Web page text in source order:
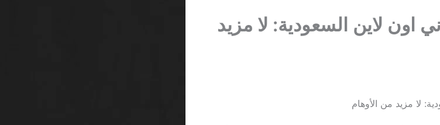
اون لاين السعودية: لا مزيد
لا مزيد من الأوهام